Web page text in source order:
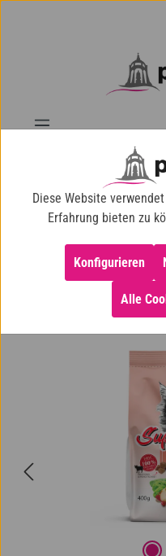
10% Shop-
Katze Katzenfutter
Bildergalerie überspringen
Diese Website
Erfahrung bieten zu
Konfigurieren
Alle